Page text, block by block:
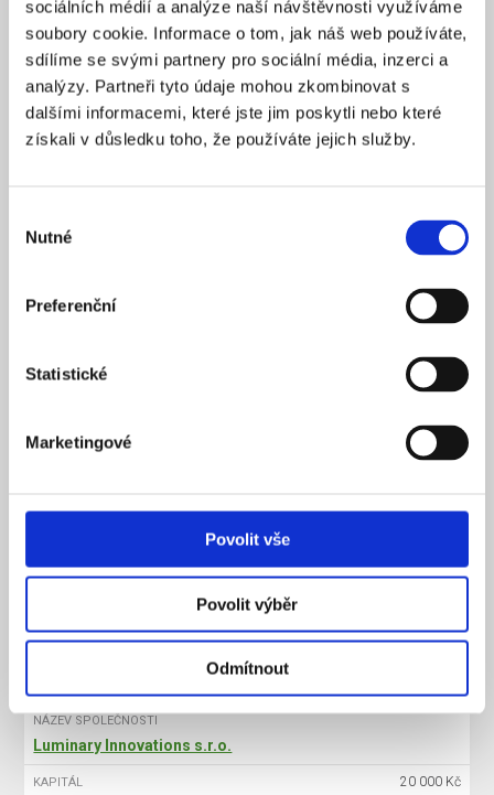
sociálních médií a analýze naší návštěvnosti využíváme
soubory cookie. Informace o tom, jak náš web používáte,
sdílíme se svými partnery pro sociální média, inzerci a
analýzy. Partneři tyto údaje mohou zkombinovat s
dalšími informacemi, které jste jim poskytli nebo které
získali v důsledku toho, že používáte jejich služby.
souhlasu
Nutné
Preferenční
Statistické
Marketingové
Povolit vše
Povolit výběr
Odmítnout
ZALOŽENO 2025
CENA OD * 15 900 Kč
REZERVOVAT
20 000 Kč
Praha 1
ZALOŽENO 2025
NÁZEV SPOLEČNOSTI
ZALOŽENO 2025
NÁZEV SPOLEČNOSTI
Luminary Innovations s.r.o.
KAPITÁL 20 000 Kč